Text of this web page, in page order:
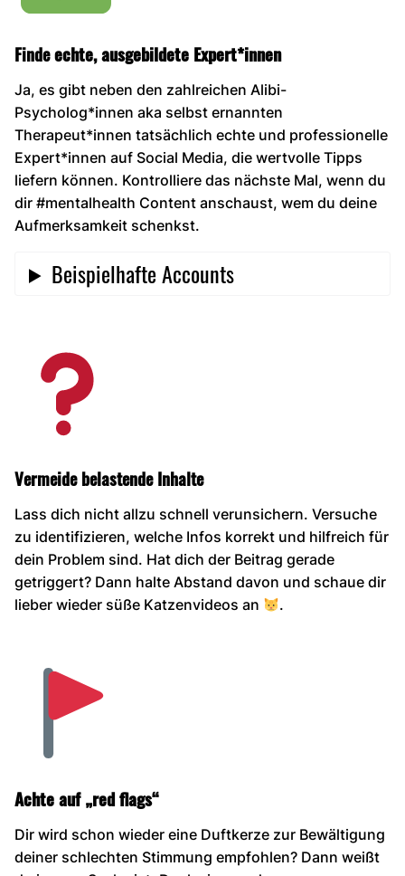
Findeechte, ausgebildete Expert*innen
Ja, es gibt neben den zahlreichen Alibi-
Psycholog*innen aka selbst ernannten
Therapeut*innen tatsächlich echte und professionelle
Expert*innen auf Social Media, die wertvolle Tipps
liefern können. Kontrolliere das nächste Mal, wenn du
dir #mentalhealth Content anschaust, wem du deine
Aufmerksamkeit schenkst.
Beispielhafte Accounts
Vermeide belastende Inhalte
Lass dich nicht allzu schnell verunsichern. Versuche
zu identifizieren, welche Infos korrekt und hilfreich für
dein Problem sind. Hat dich der Beitrag gerade
getriggert? Dann halte Abstand davon und schaue dir
lieber wieder süße Katzenvideos an
.
Achte auf „red flags“
Dir wird schon wieder eine Duftkerze zur Bewältigung
deiner schlechten Stimmung empfohlen? Dann weißt